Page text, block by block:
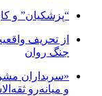
“پزشکیان” و
از تحریف
جنگ روان
«سربداران
و میانه‌رو